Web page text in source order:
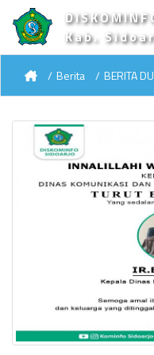
Kab.
Berita BERITA